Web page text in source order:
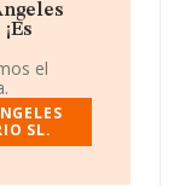
web en
fiscal
Capitan
el municipio
el
SL.